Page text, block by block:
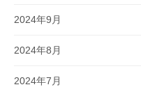
2024年9月
2024年8月
2024年7月